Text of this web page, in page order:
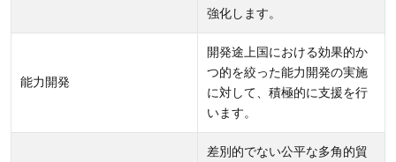
国の
アク
強化します。
能力開発
開発途上国における効果的か
つ的を絞った能力開発の実施
に対して、積極的に支援を行
います。
差別的でない公平な多角的貿